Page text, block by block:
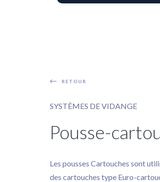
RETOUR
SYSTÈMES DE VIDANGE
Pousse-
Les pousses Cartouches sont
des cartouches type Euro-